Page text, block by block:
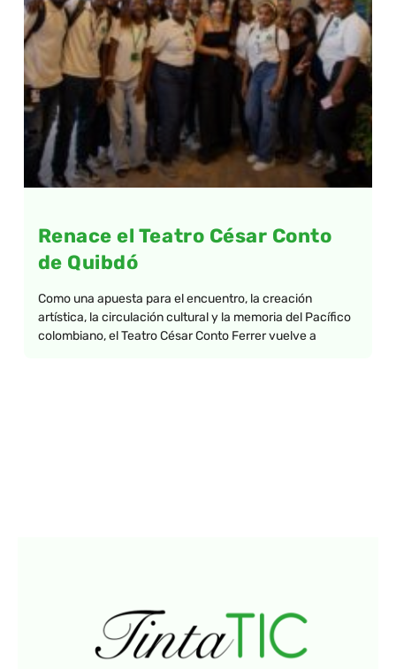
Renace el Teatro César Conto
de Quibdó
Como una apuesta para el encuentro, la creación
artística, la circulación cultural y la memoria del Pacífico
colombiano, el Teatro César Conto Ferrer vuelve a